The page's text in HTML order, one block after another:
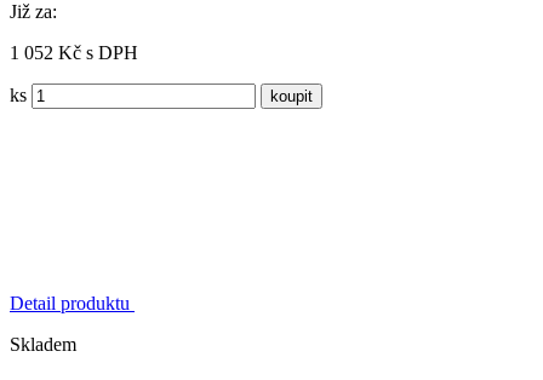
Již za:
1 052 Kč s DPH
ks
Detail produktu
Skladem